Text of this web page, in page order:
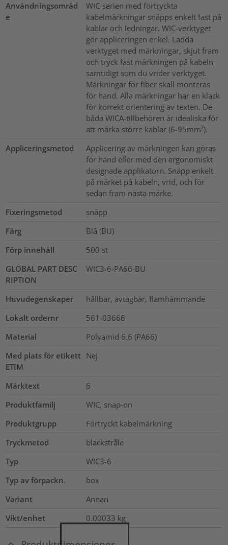
Användningsområd
e
WIC-serien med förtryckta
kabelmärkningar snäpps enkelt fast på
kablar och ledningar. WIC-verktyget
gör appliceringen enkel. Ladda
verktyget med märkningar, skjut fram
och tryck fast märkningen på kabeln
samtidigt som du vrider verktyget.
Märkningar för fiber skall monteras
för hand. Alla märkningar har en klack
för korrekt orientering av texten. De
båda WICA-tillbehören är idealiska för
att märka större kablar (6-95mm²).
Appliceringsmetod
Applicering av märkningen kan göras
för hand eller med den ergonomiskt
designade applikatorn. Snäpp enkelt
på märket på kabeln, vrid, och för
sedan fram nästa märke.
Fixeringsmetod
snäpp
Färg
Blå (BU)
Förp innehåll
500 st
GLOBAL PART DESC
RIPTION
WIC3-6-PA66-BU
Huvudegenskaper
hållbar, avtagbar, flamhämmande
Lokalt ordernr
561-03666
Material
Polyamid 6.6 (PA66)
Med plats för etikett
ETIM
Nej
Märktext
6
Produktfamilj
WIC, snap-on
Produktgrupp
Förtryckt kabelmärkning
Tryckmetod
bläckstråle
Typ
WIC3-6
Typ av förpackn.
box
Variant
Annan
Vikt/enhet
0.00033 kg